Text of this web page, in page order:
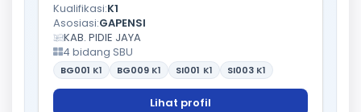
Kualifikasi:K1
Asosiasi:GAPENSI
KAB. PIDIE JAYA
4 bidang SBU
BG001 K1 BG009 K1 SI001 K1 SI003 K1
Lihat profil